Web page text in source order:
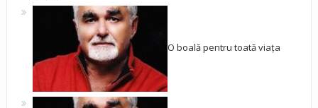
O boală pentru toată viața